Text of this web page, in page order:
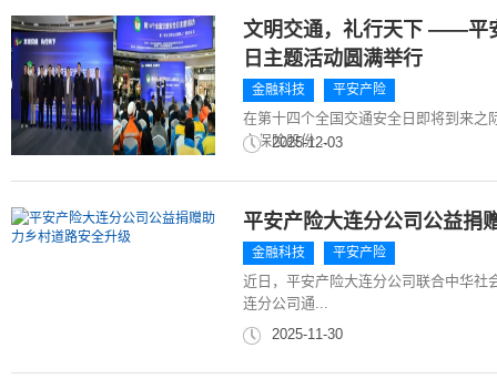
文明交通，礼行天下 ——平
日主题活动圆满举行
金融科技 平安产险
在第十四个全国交通安全日即将到来之
产保险股份...
2025-12-03
平安产险大连分公司公益捐
金融科技 平安产险
近日，平安产险大连分公司联合中华社
连分公司通...
2025-11-30